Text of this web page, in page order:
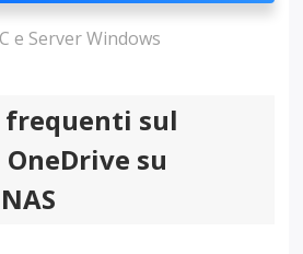
e Server Windows
frequenti sul
su